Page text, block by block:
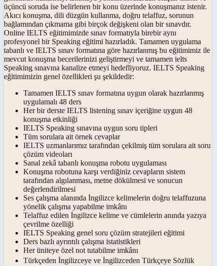
üçüncü soruda ise belirlenen bir konu üzerinde konuşmanız istenir.
Akıcı konuşma, dili düzgün kullanma, doğru telaffuz, sorunun
bağlamından çıkmama gibi birçok değişkeni olan bir sınavdır.
Online IELTS eğitimimizde sınav formatıyla birebir aynı
profesyonel bir Speaking eğitimi hazırladık. Tamamen uygulama
tabanlı ve IELTS sınav formatına göre hazırlanmış bu eğitimimiz ile
mevcut konuşma becerilerinizi geliştirmeyi ve tamamen ielts
Speaking sınavına kanalize etmeyi hedefliyoruz. IELTS Speaking
eğitimimizin genel özellikleri şu şekildedir:
Tamamen IELTS sınav formatına uygun olarak hazırlanmış
uygulamalı 48 ders
Her bir derste IELTS listening sınav içeriğine uygun 48
konuşma etkinliği
IELTS Speaking sınavına uygun soru tipleri
Tüm sorulara ait örnek cevaplar
IELTS uzmanlarımız tarafından çekilmiş tüm sorulara ait soru
çözüm videoları
Sanal zekâ tabanlı konuşma robotu uygulaması
Konuşma robotuna karşı verdiğiniz cevapların sistem
tarafından algılanması, metne dökülmesi ve sonucun
değerlendirilmesi
Ses çalışma alanında İngilizce kelimelerin doğru telaffuzuna
yönelik çalışma yapabilme imkânı
Telaffuz edilen İngilizce kelime ve cümlelerin anında yazıya
çevrilme özelliği
IELTS Speaking genel soru çözüm stratejileri eğitimi
Ders bazlı ayrıntılı çalışma istatistikleri
Her üniteye özel not tutabilme imkânı
Türkçeden İngilizceye ve İngilizceden Türkçeye Sözlük